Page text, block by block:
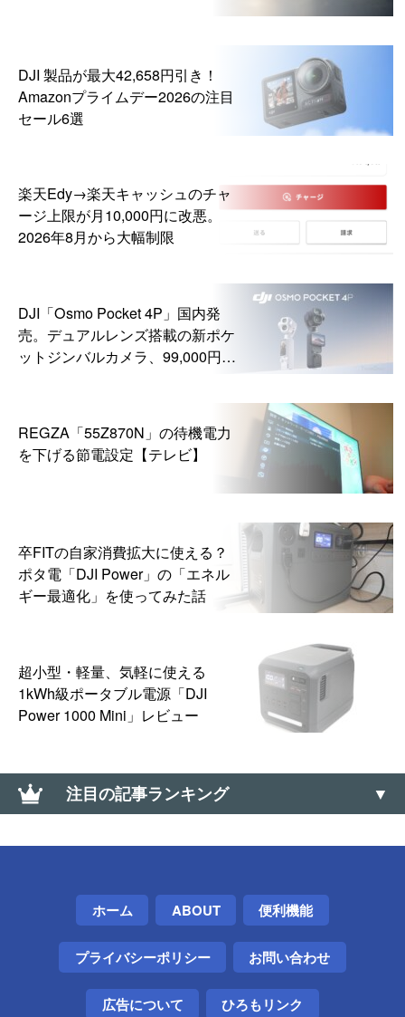
DJI 製品が最大42,658円引き！
Amazonプライムデー2026の注目
セール6選
楽天Edy→楽天キャッシュのチャ
ージ上限が月10,000円に改悪。
2026年8月から大幅制限
DJI「Osmo Pocket 4P」国内発
売。デュアルレンズ搭載の新ポケ
ットジンバルカメラ、99,000円か
REGZA「55Z870N」の待機電力
を下げる節電設定【テレビ】
卒FITの自家消費拡大に使える？
ポタ電「DJI Power」の「エネル
ギー最適化」を使ってみた話
超小型・軽量、気軽に使える
1kWh級ポータブル電源「DJI
Power 1000 Mini」レビュー
注目の記事ランキング
【Windows】接続中のUSB機器のデータ転送速度を
確認する方法（USB 3.2 Gen2など）
SwitchBotキーパッドが外れなかったので、頑張って
ホーム ABOUT 便利機能
プライバシーポリシー お問い合わせ
広告について ひろもリンク